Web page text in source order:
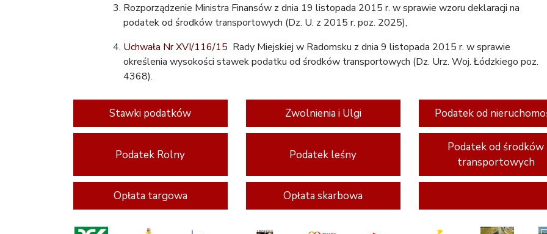
Rozporządzenie Ministra Finansów z dnia 19 listopada 2015 r. w sprawie wzoru deklaracji na
podatek od środków transportowych (Dz. U. z 2015 r. poz. 2025),
Uchwała Nr XVI/116/15 Rady Miejskiej w Radomsku z dnia 9 listopada 2015 r. w sprawie
określenia wysokości stawek podatku od środków transportowych (Dz. Urz. Woj. Łódzkiego poz.
4368).
Stawki podatków Zwolnienia i Ulgi Podatek od
Podatek Rolny Podatek leśny
Podatek od środków
transportowych
Opłata targowa Opłata skarbowa